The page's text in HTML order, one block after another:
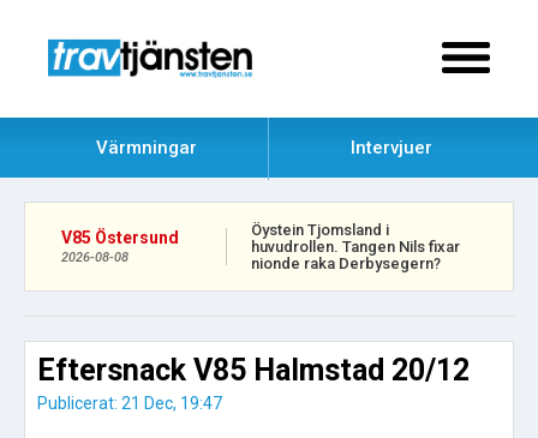
Värmningar Intervjuer
V85 Östersund
2026-08-08
Öystein Tjomsland i
huvudrollen. Tangen Nils fixar
nionde raka Derbysegern?
Eftersnack V85 Halmstad 20/12
Publicerat: 21 Dec, 19:47